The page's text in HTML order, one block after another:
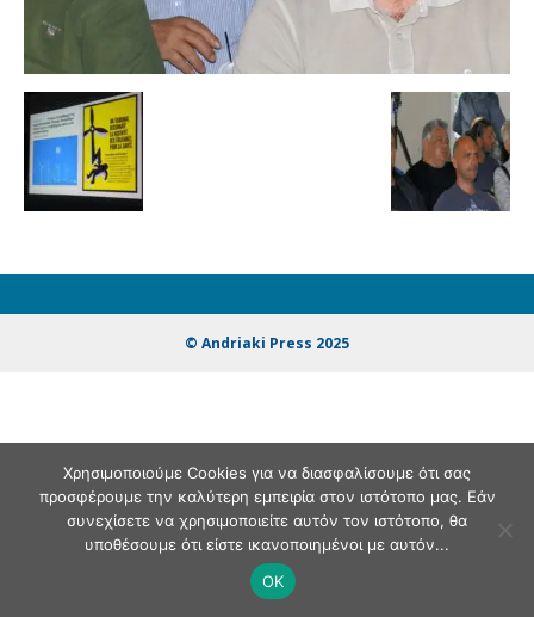
© Andriaki Press 2025
Χρησιμοποιούμε Cookies για να διασφαλίσουμε ότι σας
προσφέρουμε την καλύτερη εμπειρία στον ιστότοπο μας. Εάν
συνεχίσετε να χρησιμοποιείτε αυτόν τον ιστότοπο, θα
υποθέσουμε ότι είστε ικανοποιημένοι με αυτόν...
OK